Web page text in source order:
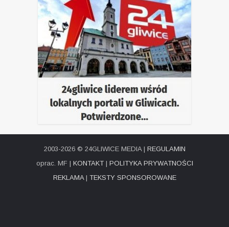
2003-2026 © 24GLIWICE MEDIA | REGULAMIN
oprac. MF | KONTAKT| POLITYKA PRYWATNOŚCI
REKLAMA| TEKSTY SPONSOROWANE